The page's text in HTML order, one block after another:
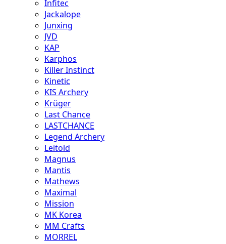
Infitec
Jackalope
Junxing
JVD
KAP
Karphos
Killer Instinct
Kinetic
KIS Archery
Krüger
Last Chance
LASTCHANCE
Legend Archery
Leitold
Magnus
Mantis
Mathews
Maximal
Mission
MK Korea
MM Crafts
MORREL